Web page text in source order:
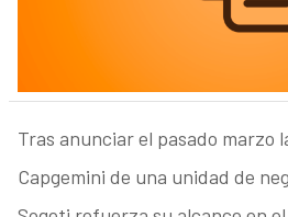
Tras anunciar el pasado marzo
Capgemini de una unidad de